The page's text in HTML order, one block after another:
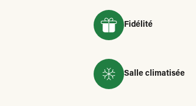
Fidélité
Salle climatisée